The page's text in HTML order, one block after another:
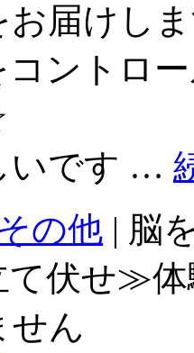
届けし
コントロ
な
いです …
の他 | 脳
伏せ≫体
せん